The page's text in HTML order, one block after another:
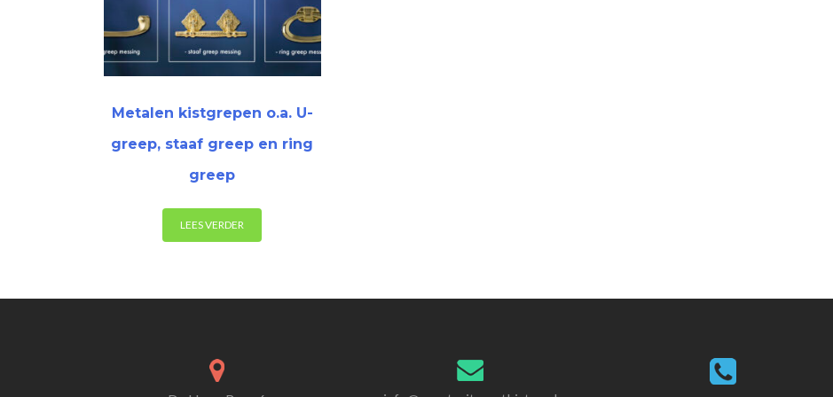
Metalen kistgrepen o.a. U-
greep, staaf greep en ring
greep
LEES VERDER